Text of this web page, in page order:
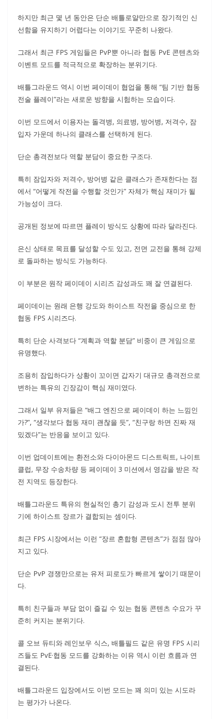
하지만 최근 몇 년 동안은 단순 배틀로얄만으로 장기적인 신
선함을 유지하기 어렵다는 이야기도 꾸준히 나왔다.
그래서 최근 FPS 게임들은 PvP뿐 아니라 협동 PvE 콘텐츠와
이벤트 모드를 적극적으로 확장하는 분위기다.
배틀그라운드 역시 이번 페이데이 협업을 통해 “팀 기반 협동
전술 플레이”라는 새로운 방향을 시험하는 모습이다.
이번 모드에서 이용자는 돌격병, 의료병, 방어병, 저격수, 잠
입자 가운데 하나의 클래스를 선택하게 된다.
단순 총격전보다 역할 분담이 중요한 구조다.
특히 잠입자와 저격수, 방어병 같은 클래스가 존재한다는 점
에서 “어떻게 작전을 수행할 것인가” 자체가 핵심 재미가 될
가능성이 크다.
공개된 정보에 따르면 플레이 방식도 상황에 따라 달라진다.
은신 상태로 목표를 달성할 수도 있고, 전면 교전을 통해 강제
로 돌파하는 방식도 가능하다.
이 부분은 원작 페이데이 시리즈 감성과도 꽤 잘 연결된다.
페이데이는 원래 은행 강도와 하이스트 작전을 중심으로 한
협동 FPS 시리즈다.
특히 단순 사격보다 “계획과 역할 분담” 비중이 큰 게임으로
유명했다.
조용히 잠입하다가 상황이 꼬이면 갑자기 대규모 총격전으로
변하는 특유의 긴장감이 핵심 재미였다.
그래서 일부 유저들은 “배그 엔진으로 페이데이 하는 느낌인
가?”, “생각보다 협동 재미 괜찮을 듯”, “친구랑 하면 진짜 재
밌겠다”는 반응을 보이고 있다.
이번 업데이트에는 환전소와 다이아몬드 디스트릭트, 나이트
클럽, 무장 수송차량 등 페이데이 3 미션에서 영감을 받은 작
전 지역도 등장한다.
배틀그라운드 특유의 현실적인 총기 감성과 도시 전투 분위
기에 하이스트 장르가 결합되는 셈이다.
최근 FPS 시장에서는 이런 “장르 혼합형 콘텐츠”가 점점 많아
지고 있다.
단순 PvP 경쟁만으로는 유저 피로도가 빠르게 쌓이기 때문이
다.
특히 친구들과 부담 없이 즐길 수 있는 협동 콘텐츠 수요가 꾸
준히 커지는 분위기다.
콜 오브 듀티와 레인보우 식스, 배틀필드 같은 유명 FPS 시리
즈들도 PvE·협동 모드를 강화하는 이유 역시 이런 흐름과 연
결된다.
배틀그라운드 입장에서도 이번 모드는 꽤 의미 있는 시도라
는 평가가 나온다.